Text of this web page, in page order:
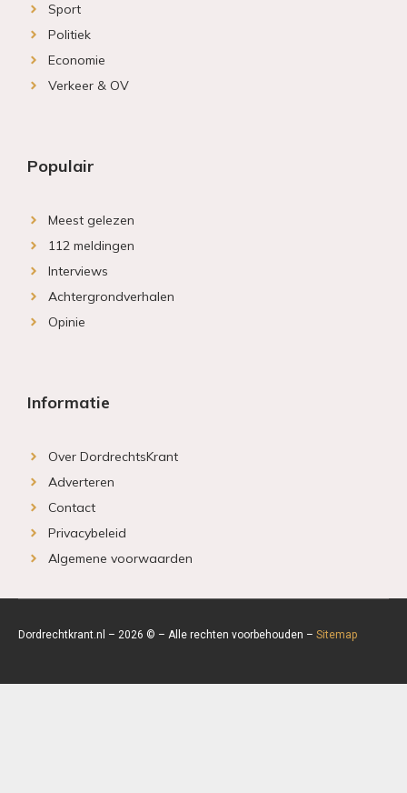
Sport
Politiek
Economie
Verkeer & OV
Populair
Meest gelezen
112 meldingen
Interviews
Achtergrondverhalen
Opinie
Informatie
Over DordrechtsKrant
Adverteren
Contact
Privacybeleid
Algemene voorwaarden
Dordrechtkrant.nl – 2026 © – Alle rechten voorbehouden – Sitemap